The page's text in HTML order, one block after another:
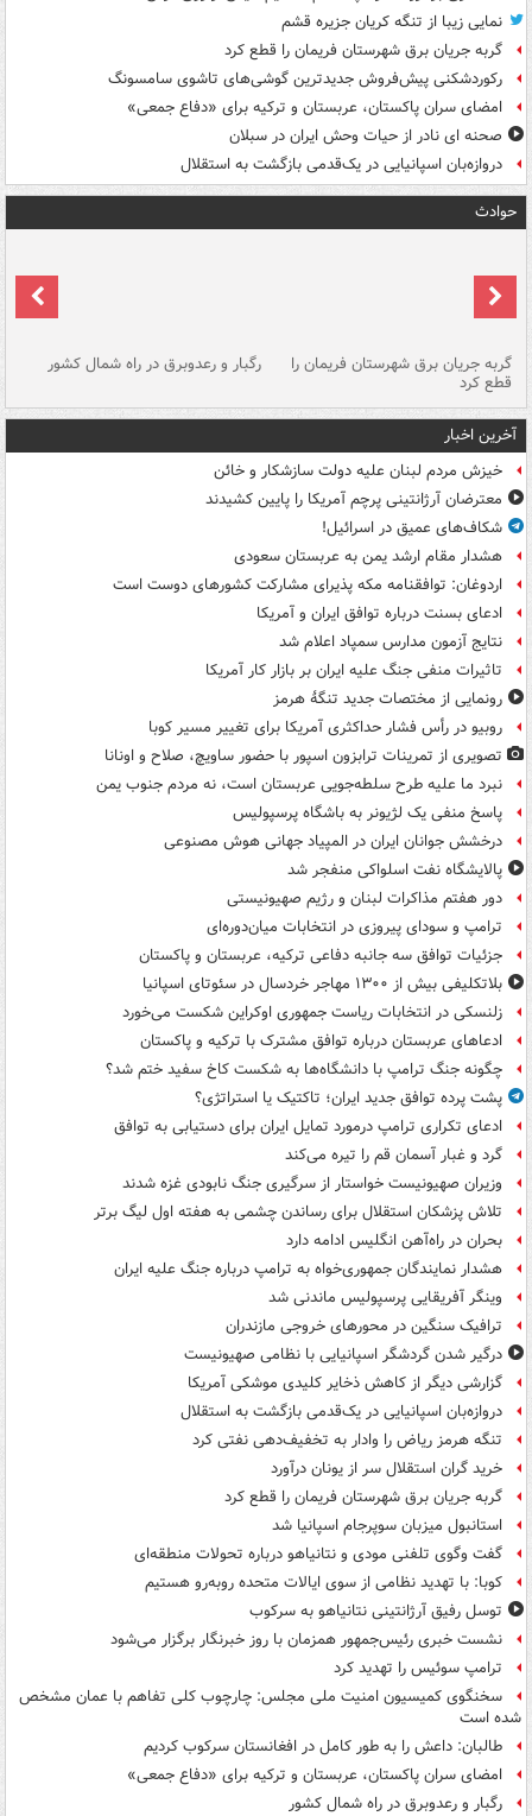
نمایی زیبا از تنگه کریان جزیره قشم
گربه جریان برق شهرستان فریمان را قطع کرد
رکوردشکنی پیش‌فروش جدیدترین گوشی‌های تاشوی سامسونگ
امضای سران پاکستان، عربستان و ترکیه برای «دفاع جمعی»
صحنه ای نادر از حیات وحش ایران در سبلان
دروازه‌بان اسپانیایی در یک‌قدمی بازگشت به استقلال
حوادث
گربه جریان برق شهرستان فریمان را
قطع کرد
رگبار و رعدوبرق در راه شمال کشور
آخرین اخبار
خیزش مردم لبنان علیه دولت سازشکار و خائن
معترضان آرژانتینی پرچم آمریکا را پایین کشیدند
شکاف‌های عمیق در اسرائیل!
هشدار مقام ارشد یمن به عربستان سعودی
اردوغان: توافقنامه مکه پذیرای مشارکت کشورهای دوست است
ادعای بسنت درباره توافق ایران و آمریکا
نتایج آزمون مدارس سمپاد اعلام شد
تاثیرات منفی جنگ علیه ایران بر بازار کار آمریکا
رونمایی از مختصات جدید تنگۀ هرمز
روبیو در رأس فشار حداکثری آمریکا برای تغییر مسیر کوبا
تصویری از تمرینات ترابزون اسپور با حضور ساویچ، صلاح و اونانا
نبرد ما علیه طرح سلطه‌جویی عربستان است، نه مردم جنوب یمن
پاسخ منفی یک لژیونر به باشگاه پرسپولیس
درخشش جوانان ایران در المپیاد جهانی هوش مصنوعی
پالایشگاه نفت اسلواکی منفجر شد
دور هفتم مذاکرات لبنان و رژیم صهیونیستی
ترامپ و سودای پیروزی در انتخابات میان‌دوره‌ای
جزئیات توافق سه جانبه دفاعی ترکیه، عربستان و پاکستان
بلاتکلیفی بیش از ۱۳۰۰ مهاجر خردسال در سئوتای اسپانیا
زلنسکی در انتخابات ریاست جمهوری اوکراین شکست می‌خورد
ادعاهای عربستان درباره توافق مشترک با ترکیه و پاکستان
چگونه جنگ ترامپ با دانشگاه‌ها به شکست کاخ سفید ختم شد؟
پشت پرده توافق جدید ایران؛ تاکتیک یا استراتژی؟
ادعای تکراری ترامپ درمورد تمایل ایران برای دستیابی به توافق
گرد و غبار آسمان قم را تیره می‌کند
وزیران صهیونیست خواستار از سرگیری جنگ نابودی غزه شدند
تلاش پزشکان استقلال برای رساندن چشمی به هفته اول لیگ برتر
بحران در راه‌آهن انگلیس ادامه دارد
هشدار نمایندگان جمهوری‌خواه به ترامپ درباره جنگ علیه ایران
وینگر آفریقایی پرسپولیس ماندنی شد
ترافیک سنگین در محورهای خروجی مازندران
درگیر شدن گردشگر اسپانیایی با نظامی صهیونیست
گزارشی دیگر از کاهش ذخایر کلیدی موشکی آمریکا
دروازه‌بان اسپانیایی در یک‌قدمی بازگشت به استقلال
تنگه هرمز ریاض را وادار به تخفیف‌دهی نفتی کرد
خرید گران استقلال سر از یونان درآورد
گربه جریان برق شهرستان فریمان را قطع کرد
استانبول میزبان سوپرجام اسپانیا شد
گفت وگوی تلفنی مودی و نتانیاهو درباره تحولات منطقه‌ای
کوبا: با تهدید نظامی از سوی ایالات متحده روبه‌رو هستیم
توسل رفیق آرژانتینی نتانیاهو به سرکوب
نشست خبری رئیس‌جمهور همزمان با روز خبرنگار برگزار می‌شود
ترامپ سوئیس را تهدید کرد
سخنگوی کمیسیون امنیت ملی مجلس: چارچوب کلی تفاهم با عمان مشخص
شده است
طالبان: داعش را به طور کامل در افغانستان سرکوب کردیم
امضای سران پاکستان، عربستان و ترکیه برای «دفاع جمعی»
رگبار و رعدوبرق در راه شمال کشور